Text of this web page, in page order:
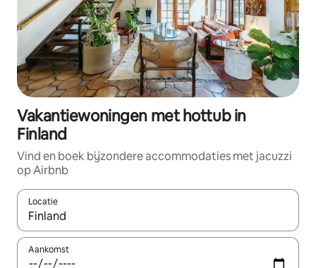
Vakantiewoningen met hottub in
Finland
Vind en boek bijzondere accommodaties met jacuzzi
op Airbnb
Locatie
Wanneer er suggesties beschikbaar zijn, maak je een keuze
Aankomst